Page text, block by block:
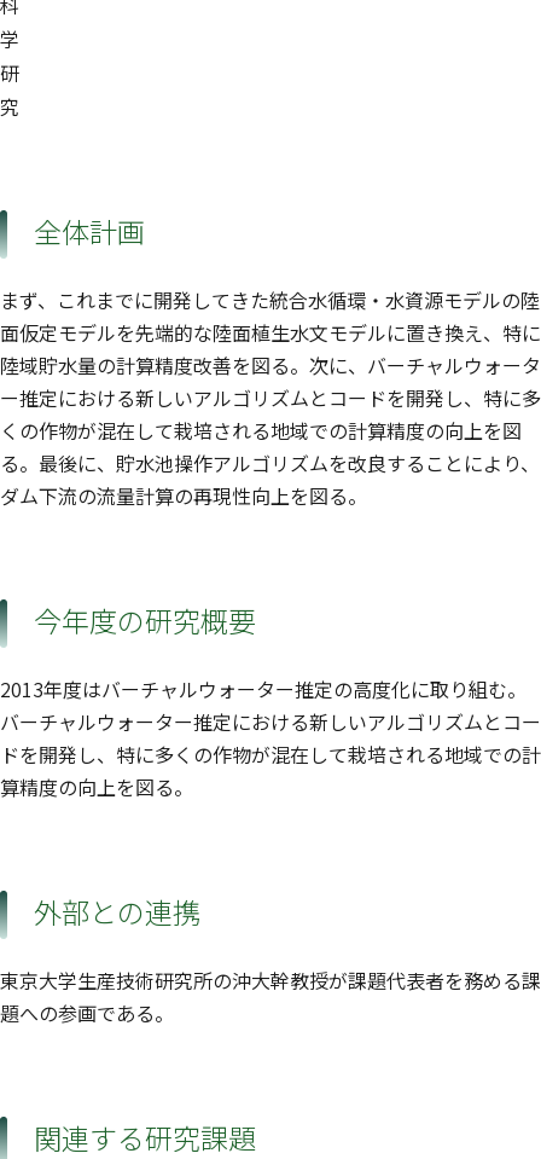
学
研
究
全体計画
まず、これまでに開発してきた統合水循環・水資源モデルの陸
面仮定モデルを先端的な陸面植生水文モデルに置き換え、特に
陸域貯水量の計算精度改善を図る。次に、バーチャルウォータ
ー推定における新しいアルゴリズムとコードを開発し、特に多
くの作物が混在して栽培される地域での計算精度の向上を図
る。最後に、貯水池操作アルゴリズムを改良することにより、
ダム下流の流量計算の再現性向上を図る。
今年度の研究概要
2013年度はバーチャルウォーター推定の高度化に取り組む。
バーチャルウォーター推定における新しいアルゴリズムとコー
ドを開発し、特に多くの作物が混在して栽培される地域での計
算精度の向上を図る。
外部との連携
東京大学生産技術研究所の沖大幹教授が課題代表者を務める課
題への参画である。
関連する研究課題